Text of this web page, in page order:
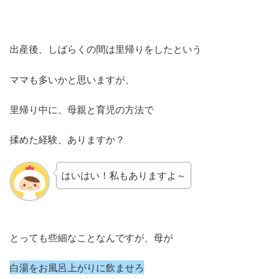
出産後、しばらくの間は里帰りをしたという
ママも多いかと思いますが、
里帰り中に、母親と育児の方法で
揉めた経験、ありますか？
はいはい！私もありますよ～
とっても些細なことなんですが、母が
白湯をお風呂上がりに飲ませろ